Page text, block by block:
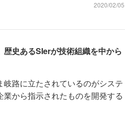
2020/02/05
史あるSIerが技術組織を中から
路に立たされているのがシステ
から指示されたものを開発する